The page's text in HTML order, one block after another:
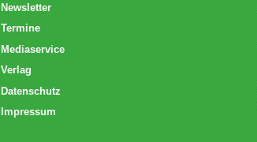
Newsletter
Termine
Mediaservice
Verlag
Datenschutz
Impressum